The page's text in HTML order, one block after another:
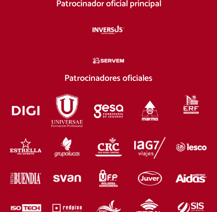
Patrocinador oficial principal
Patrocinadores oficiales